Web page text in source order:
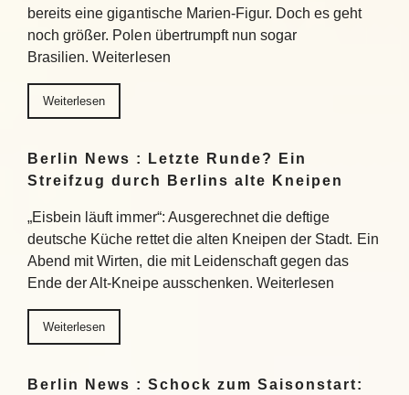
bereits eine gigantische Marien-Figur. Doch es geht
noch größer. Polen übertrumpft nun sogar
Brasilien. Weiterlesen
Weiterlesen
Berlin News : Letzte Runde? Ein
Streifzug durch Berlins alte Kneipen
„Eisbein läuft immer“: Ausgerechnet die deftige
deutsche Küche rettet die alten Kneipen der Stadt. Ein
Abend mit Wirten, die mit Leidenschaft gegen das
Ende der Alt-Kneipe ausschenken. Weiterlesen
Weiterlesen
Berlin News : Schock zum Saisonstart: